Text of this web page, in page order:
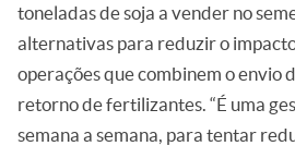
toneladas de soja a vender no
alternativas para reduzir o
operações que combinem o envio
retorno de fertilizantes. “É uma
semana a semana, para tentar